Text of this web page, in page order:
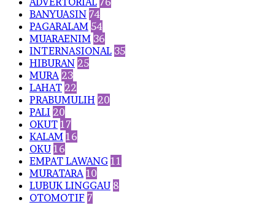
BANYUASIN 74
PAGARALAM 54
MUARAENIM 36
INTERNASIONAL 35
HIBURAN 25
MURA 23
LAHAT 22
PRABUMULIH 20
PALI 20
OKUT 17
KALAM 16
OKU 16
EMPAT LAWANG 11
MURATARA 10
LUBUK LINGGAU 8
OTOMOTIF 7